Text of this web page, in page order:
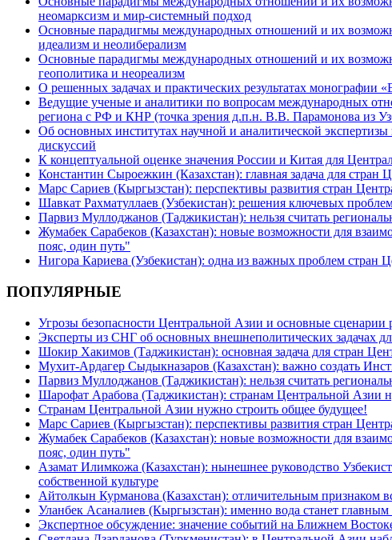
неомарксизм и мир-системный подход
Основные парадигмы международных отношений и их
идеализм и неолиберализм
Основные парадигмы международных отношений и их
геополитика и неореализм
О решенных задачах и практических результатах монографии
Ведущие ученые и аналитики по вопросам международных
региона с РФ и КНР (точка зрения д.п.н. В.В. Парамонова из
Об основных институтах научной и аналитической
дискуссий
К концептуальной оценке значения России и Китая для
Константин Сыроежкин (Казахстан): главная задача для
Марс Сариев (Кыргызстан): перспективы развития стран
Шавкат Рахматуллаев (Узбекистан): решения ключевых
Парвиз Муллоджанов (Таджикистан): нельзя считать
Жумабек Сарабеков (Казахстан): новые возможности для
пояс, один путь"
Нигора Кариева (Узбекистан): одна из важных проблем стран
ПОПУЛЯРНЫЕ
Угрозы безопасности Центральной Азии и основные сценарии
Эксперты из СНГ об основных внешнеполитических задачах
Шокир Хакимов (Таджикистан): основная задача для стран
Мухит-Ардагер Сыдыкназаров (Казахстан): важно создать
Парвиз Муллоджанов (Таджикистан): нельзя считать
Шарофат Арабова (Таджикистан): странам Центральной Азии
Странам Центральной Азии нужно строить общее будущее!
Марс Сариев (Кыргызстан): перспективы развития стран
Жумабек Сарабеков (Казахстан): новые возможности для
пояс, один путь"
Азамат Илимкожа (Казахстан): нынешнее руководство
собственной культуре
Айтолкын Курманова (Казахстан): отличительным признаком
Уланбек Асаналиев (Кыргызстан): именно вода станет
Экспертное обсуждение: значение событий на Ближнем